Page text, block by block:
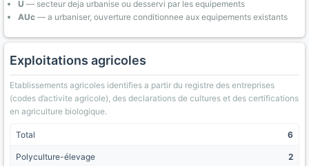
U — secteur deja urbanise ou desservi par les equipements
AUc — a urbaniser, ouverture conditionnee aux equipements existants
Exploitations agricoles
Etablissements agricoles identifies a partir du registre des entreprises
(codes d’activite agricole), des declarations de cultures et des certifications
en agriculture biologique.
Total 6
Polyculture-élevage 2